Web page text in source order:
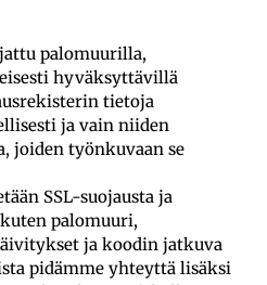
palomuurilla,
hyväksyttävillä
tietoja
ja vain niiden
joiden työnkuvaan se
SSL-suojausta ja
palomuuri,
ja koodin jatkuva
pidämme yhteyttä lisäksi